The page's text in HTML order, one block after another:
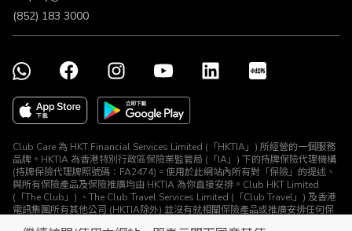
(852) 183 3000
Club Care 為 HKT Financial Services Limited (「HKTIA」) 所經營的一個服務
品牌。HKTIA 為香港特別行政區保險業監管局 (「IA」) 下的持牌保險代理機構
(持牌保險代理牌照號碼：FA2474)。使用於此網站內所有對「保險」的提述、
與所有保險產品及保險推廣均由 HKTIA 為你直接安排。Club HKT Limited
(「The Club」) 、The Club Travel Services Limited (「Club Travel」) 及香港
電訊集團所有其他公司 (HKTIA除外) 並沒有就相關保險產品或推廣安排任何保